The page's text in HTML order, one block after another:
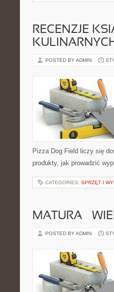
RECENZJE
POSTED BY ADMIN
Pizza Dog Field liczy się
produkty, jak prowadzić
CATEGORIES: SPRZĘT I
MATURA –
POSTED BY ADMIN